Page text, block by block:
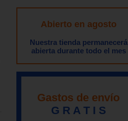
Abierto en agosto
Nuestra tienda permanecerá
abierta durante todo el mes
Gastos de envío
G R A T I S